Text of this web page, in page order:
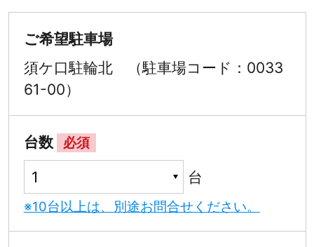
ご希望駐車場
須ケ口駐輪北 （駐車場コード：0033
61-00）
台数 必須
台
※10台以上は、別途お問合せください。